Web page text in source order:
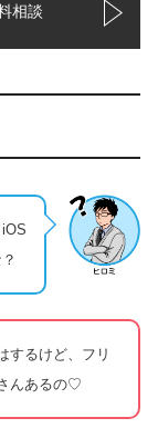
相談
するけど、フリ
んあるの♡